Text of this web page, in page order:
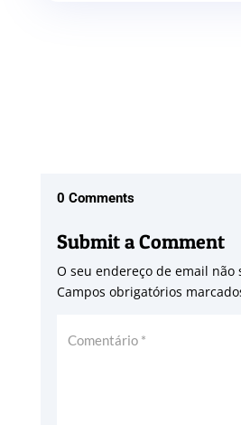
0 Comments
Submit a Comment
O seu endereço de email não
Campos obrigatórios